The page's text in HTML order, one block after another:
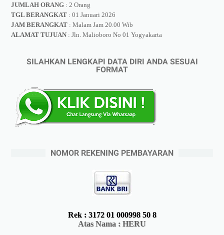
JUMLAH ORANG : 2 Orang
TGL BERANGKAT : 01 Januari 2026
JAM BERANGKAT : Malam Jam 20.00 Wib
ALAMAT TUJUAN : Jln. Malioboro No 01 Yogyakarta
SILAHKAN LENGKAPI DATA DIRI ANDA SESUAI
FORMAT
NOMOR REKENING PEMBAYARAN
Rek : 3172 01 000998 50 8
Atas Nama : HERU